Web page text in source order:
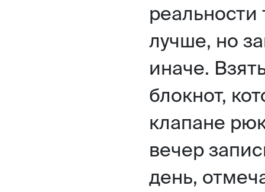
лучше, но
иначе.
блокнот,
клапане
вечер
день,